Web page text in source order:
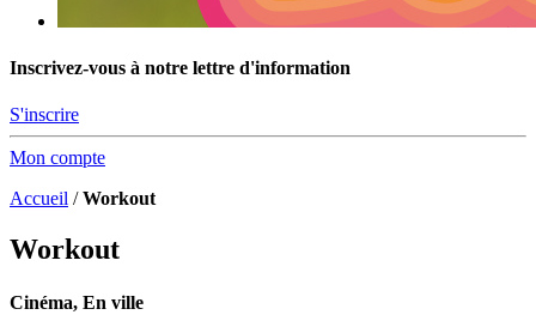
Inscrivez-vous à notre lettre d'information
S'inscrire
Mon compte
Accueil /Workout
Workout
Cinéma, En ville